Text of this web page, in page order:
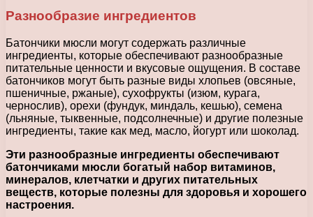
Разнообразие ингредиентов
Батончики мюсли могут содержать различные
ингредиенты, которые обеспечивают разнообразные
питательные ценности и вкусовые ощущения. В составе
батончиков могут быть разные виды хлопьев (овсяные,
пшеничные, ржаные), сухофрукты (изюм, курага,
чернослив), орехи (фундук, миндаль, кешью), семена
(льняные, тыквенные, подсолнечные) и другие полезные
ингредиенты, такие как мед, масло, йогурт или шоколад.
Эти разнообразные ингредиенты обеспечивают
батончиками мюсли богатый набор витаминов,
минералов, клетчатки и других питательных
веществ, которые полезны для здоровья и хорошего
настроения.